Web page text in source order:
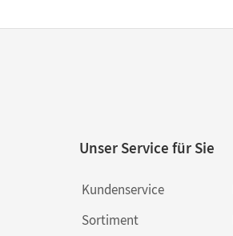
Unser Service für Sie
Kundenservice
Sortiment